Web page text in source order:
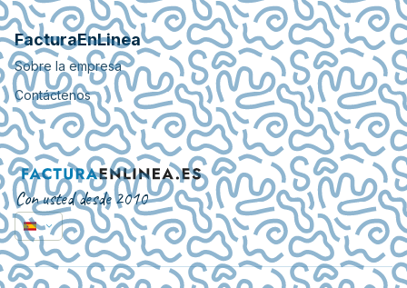
FacturaEnLinea
Sobre la empresa
Contáctenos
Con usted desde 2010